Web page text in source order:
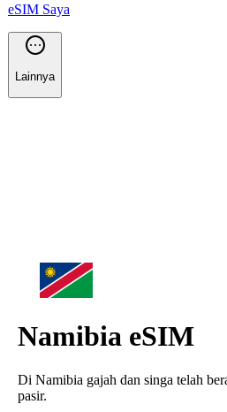
eSIM Saya
Lainnya
Namibia eSIM
Di Namibia gajah dan singa telah
pasir.